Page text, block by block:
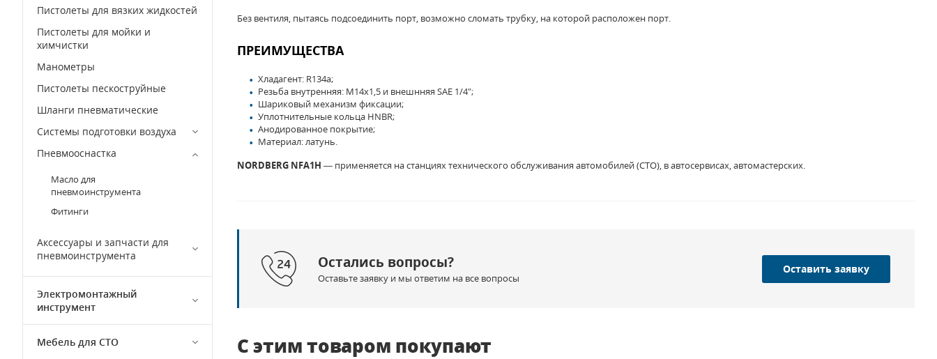
Пистолеты для вязких жидкостей
Пистолеты для мойки и
химчистки
Манометры
Пистолеты пескоструйные
Шланги пневматические
Системы подготовки воздуха
Пневмооснастка
Масло для
пневмоинструмента
Фитинги
Аксессуары и запчасти для
пневмоинструмента
Электромонтажный
инструмент
Мебель для СТО
Без вентиля, пытаясь подсоединить порт, возможно сломать трубку, на которой расположен порт.
ПРЕИМУЩЕСТВА
Хладагент: R134a;
Резьба внутренняя: M14x1,5 и внешнняя SAE 1/4";
Шариковый механизм фиксации;
Уплотнительные кольца HNBR;
Анодированное покрытие;
Материал: латунь.
NORDBERG NFA1H — применяется на станциях технического обслуживания автомобилей (СТО), в автосервисах, автомастерских.
Остались вопросы?
Оставьте заявку и мы ответим на все вопросы
Оставить заявку
С этим товаром покупают